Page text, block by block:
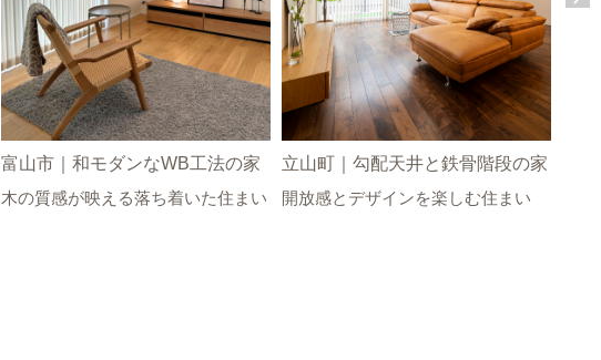
富山市｜和モダンなWB工法の家
木の質感が映える落ち着いた住まい
立山町｜勾配天井と鉄骨階段の家
開放感とデザインを楽しむ住まい